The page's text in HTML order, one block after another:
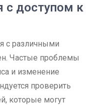
с доступом к
с различными
Частые проблемы
и изменение
проверить
которые могут